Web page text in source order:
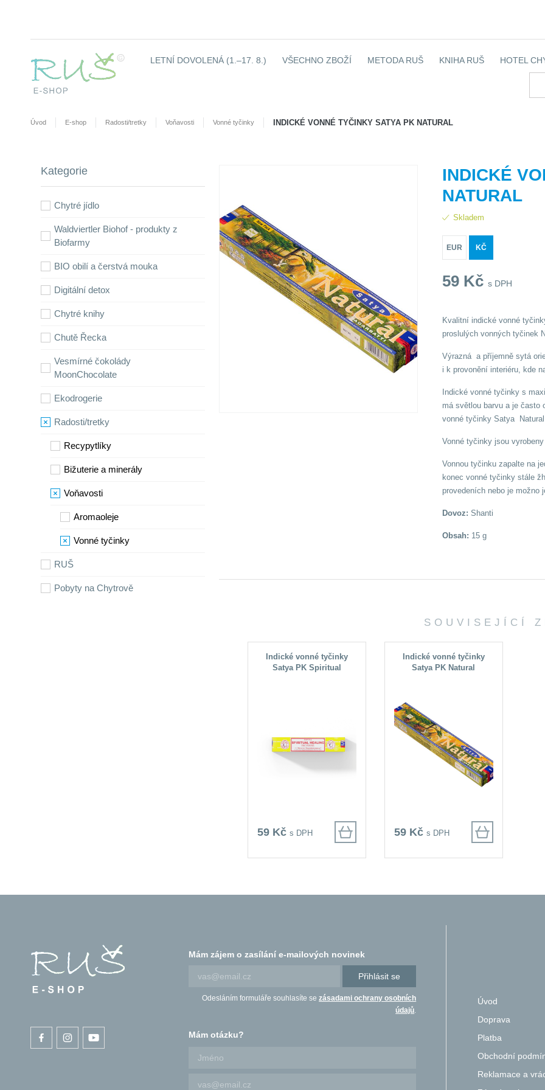
LETNÍ DOVOLENÁ (1.–17. 8.) VŠECHNO ZBOŽÍ METODA RUŠ KNIHA RUŠ HOTEL
Úvod E-shop Radosti/tretky Voňavosti Vonné tyčinky INDICKÉ VONNÉ TYČINKY SATYA PK NATURAL
Kategorie
Chytré jídlo
Waldviertler Biohof - produkty z
Biofarmy
BIO obilí a čerstvá mouka
Digitální detox
Chytré knihy
Chutě Řecka
Vesmírné čokolády
MoonChocolate
Ekodrogerie
Radosti/tretky
Recypytlíky
Bižuterie a minerály
Voňavosti
Aromaoleje
Vonné tyčinky
RUŠ
Pobyty na Chytrově
INDICKÉ
NATURAL
Skladem
EUR KČ
59Kč s DPH
Kvalitní indické vonné
proslulých vonných tyčinek
Výrazná a příjemně sytá
i k provonění interiéru, kde
Indické vonné tyčinky s
má světlou barvu a je často
vonné tyčinky Satya
Vonné tyčinky jsou
Vonnou tyčinku zapalte na
konec vonné tyčinky stále
provedeních nebo je
Dovoz: Shanti
Obsah: 15 g
SOUVISEJÍCÍ
Indické vonné tyčinky
Satya PK Spiritual
59 Kč s DPH
Indické vonné tyčinky
Satya PK Natural
59 Kč s DPH
Mám zájem o zasílání e-mailových novinek
Přihlásit se
Odesláním formuláře souhlasíte sezásadami ochrany osobních
údajů.
Mám otázku?
Úvod
Doprava
Platba
Obchodní
Reklamace a